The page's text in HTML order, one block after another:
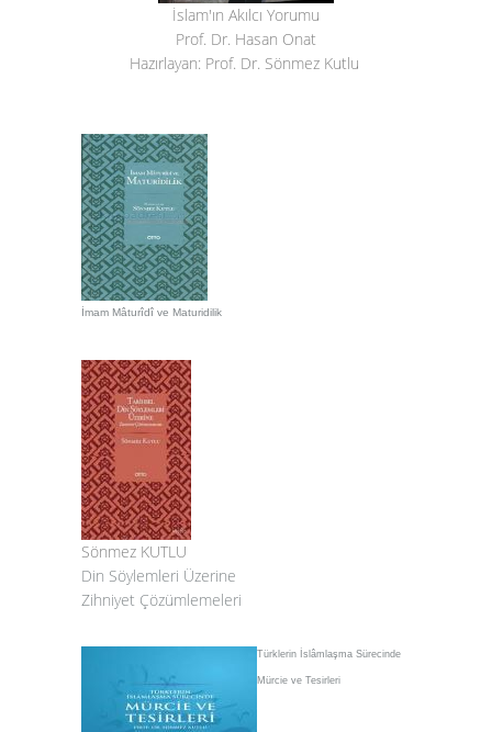
İslam'ın Akılcı Yorumu
Prof. Dr. Hasan Onat
Hazırlayan: Prof. Dr. Sönmez Kutlu
İmam Mâturîdî ve Maturidilik
Sönmez KUTLU
Din Söylemleri Üzerine
Zihniyet Çözümlemeleri
Türklerin İslâmlaşma Sürecinde
Mürcie ve Tesirleri